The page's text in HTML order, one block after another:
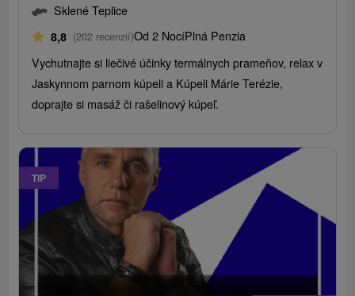
Sklené Teplice
8,8 (202 recenzií)Od 2 NocíPlná Penzia
Vychutnajte si liečivé účinky termálnych prameňov, relax v
Jaskynnom parnom kúpeli a Kúpeli Márie Terézie,
doprajte si masáž či rašelinový kúpeľ.
TIP